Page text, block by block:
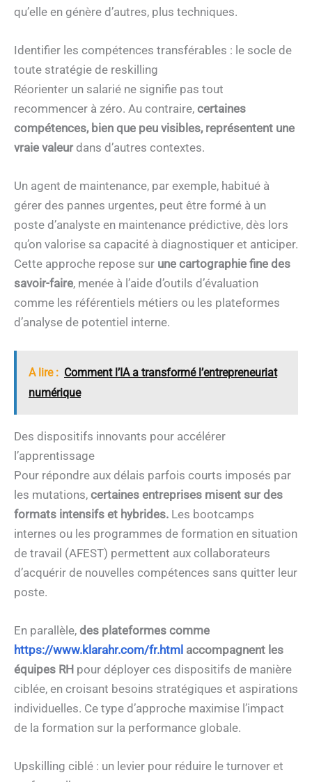
qu’elle en génère d’autres, plus techniques.
Identifier les compétences transférables : le socle de
toute stratégie de reskilling
Réorienter un salarié ne signifie pas tout
recommencer à zéro. Au contraire, certaines
compétences, bien que peu visibles, représentent une
vraie valeurdans d’autres contextes.
Un agent de maintenance, par exemple, habitué à
gérer des pannes urgentes, peut être formé à un
poste d’analyste en maintenance prédictive, dès lors
qu’on valorise sa capacité à diagnostiquer et anticiper.
Cette approche repose sur une cartographie fine des
savoir-faire, menée à l’aide d’outils d’évaluation
comme les référentiels métiers ou les plateformes
d’analyse de potentiel interne.
A lire : Comment l’IA a transformé l’entrepreneuriat
numérique
Des dispositifs innovants pour accélérer
l’apprentissage
Pour répondre aux délais parfois courts imposés par
les mutations, certaines entreprises misent sur des
formats intensifs et hybrides. Les bootcamps
internes ou les programmes de formation en situation
de travail (AFEST) permettent aux collaborateurs
d’acquérir de nouvelles compétences sans quitter leur
poste.
En parallèle, des plateformes comme
https://www.klarahr.com/fr.html accompagnent les
équipes RH pour déployer ces dispositifs de manière
ciblée, en croisant besoins stratégiques et aspirations
individuelles. Ce type d’approche maximise l’impact
de la formation sur la performance globale.
Upskilling ciblé : un levier pour réduire le turnover et